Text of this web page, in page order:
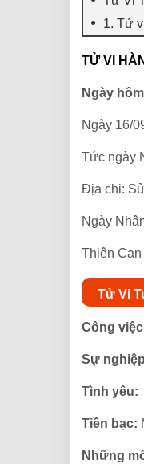
1. Tử
TỬ VI
Ngày
Ngày 16/
Tức ngày
Địa chi:
Ngày
Thiên
Tử Vi
Công việc
Sự
Tình yêu:
Tiền bạc:
Những